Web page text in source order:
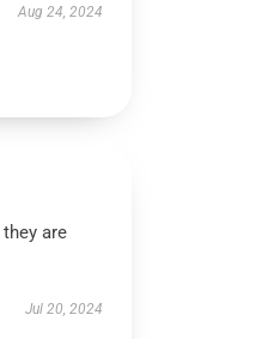
Aug 24, 2024
are
Jul 20, 2024